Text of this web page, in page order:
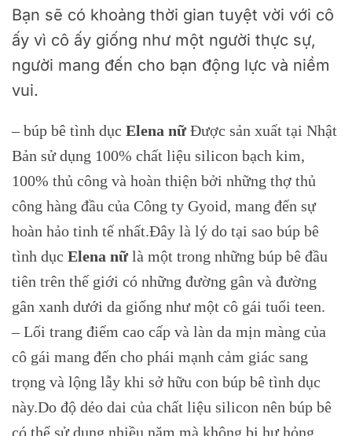
Bạn sẽ có khoảng thời gian tuyệt vời với cô
ấy vì cô ấy giống như một người thực sự,
người mang đến cho bạn động lực và niềm
vui.
– búp bê tình dục Elena nữĐược sản xuất tại Nhật
Bản sử dụng 100% chất liệu silicon bạch kim,
100% thủ công và hoàn thiện bởi những thợ thủ
công hàng đầu của Công ty Gyoid, mang đến sự
hoàn hảo tinh tế nhất.Đây là lý do tại sao búp bê
tình dục Elena nữlà một trong những búp bê đầu
tiên trên thế giới có những đường gân và đường
gân xanh dưới da giống như một cô gái tuổi teen.
– Lối trang điểm cao cấp và làn da mịn màng của
cô gái mang đến cho phái mạnh cảm giác sang
trọng và lộng lẫy khi sở hữu con búp bê tình dục
này.Do độ dẻo dai của chất liệu silicon nên búp bê
có thể sử dụng nhiều năm mà không bị hư hỏng